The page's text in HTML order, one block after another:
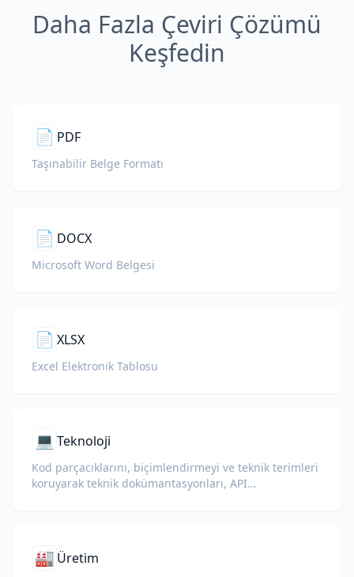
Daha Fazla Çeviri Çözümü
Keşfedin
📄 PDF
Taşınabilir Belge Formatı
📄 DOCX
Microsoft Word Belgesi
📄 XLSX
Excel Elektronik Tablosu
💻 Teknoloji
Kod parçacıklarını, biçimlendirmeyi ve teknik terimleri
koruyarak teknik dokümantasyonları, API
🏭 Üretim